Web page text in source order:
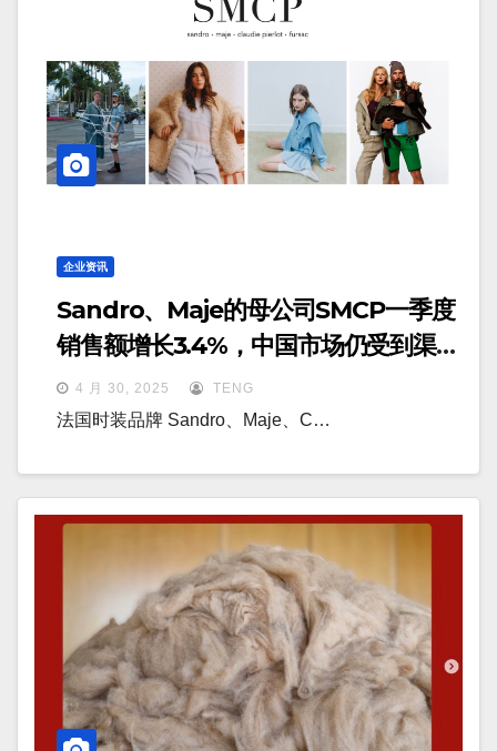
企业资讯
Sandro、Maje的母公司SMCP一季度
销售额增长3.4%，中国市场仍受到渠道
网络优化的影响
4 月 30, 2025 TENG
法国时装品牌 Sandro、Maje、C…